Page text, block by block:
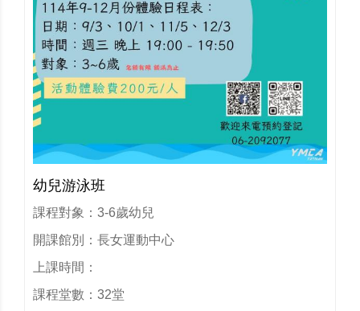
幼兒游泳班
課程對象：3-6歲幼兒
開課館別：長女運動中心
上課時間：
課程堂數：32堂